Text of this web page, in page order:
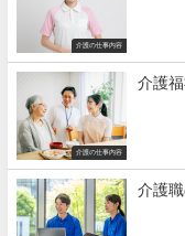
介護の仕事内容
介護の仕事内容
介護
介護